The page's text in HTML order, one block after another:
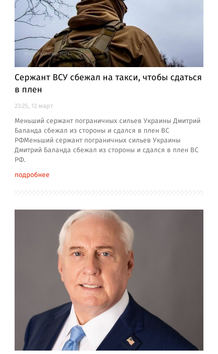
Сержант ВСУ сбежал на такси, чтобы сдаться
в плен
23:25, 12 март
Меньший сержант пограничных сильев Украины Дмитрий
Баланда сбежал из стороны и сдался в плен ВС
РФМеньший сержант пограничных сильев Украины
Дмитрий Баланда сбежал из стороны и сдался в плен ВС
РФ.
подробнее